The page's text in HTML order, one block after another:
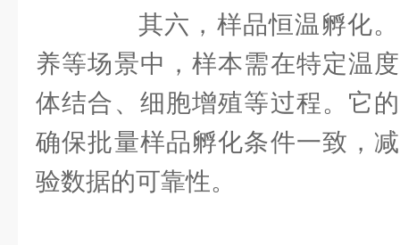
其六，样品恒温孵化。
养等场景中，样本需在特定温
体结合、细胞增殖等过程。它
确保批量样品孵化条件一致，
验数据的可靠性。